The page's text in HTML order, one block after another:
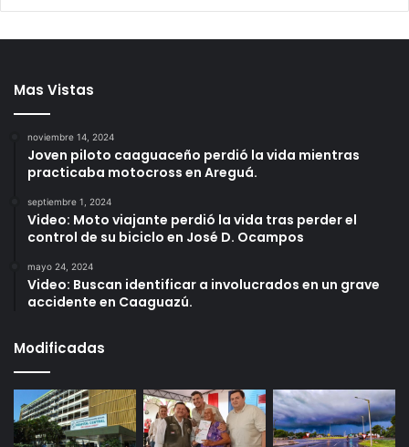
Mas Vistas
noviembre 14, 2024
Joven piloto caaguaceño perdió la vida mientras
practicaba motocross en Areguá.
septiembre 1, 2024
Video: Moto viajante perdió la vida tras perder el
control de su biciclo en José D. Ocampos
mayo 24, 2024
Video: Buscan identificar a involucrados en un grave
accidente en Caaguazú.
Modificadas